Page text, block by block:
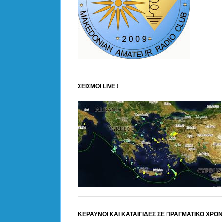
ΣΕΙΣΜΟΙ LIVE !
ΚΕΡΑΥΝΟΙ ΚΑΙ ΚΑΤΑΙΓΙΔΕΣ ΣΕ ΠΡΑΓΜΑΤΙΚΟ